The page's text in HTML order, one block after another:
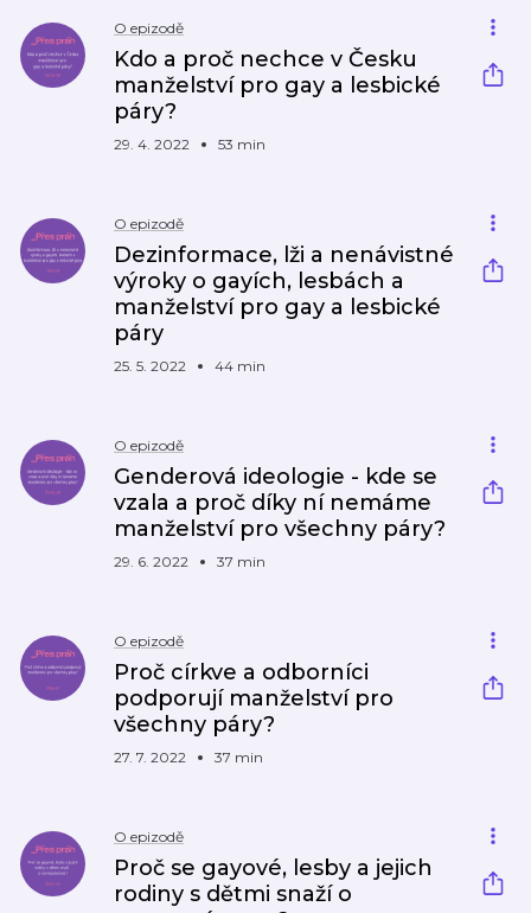
O epizodě
Kdo a proč nechce v Česku
manželství pro gay a lesbické
páry?
29. 4. 2022 53 min
O epizodě
Dezinformace, lži a nenávistné
výroky o gayích, lesbách a
manželství pro gay a lesbické
páry
25. 5. 2022 44 min
O epizodě
Genderová ideologie - kde se
vzala a proč díky ní nemáme
manželství pro všechny páry?
29. 6. 2022 37 min
O epizodě
Proč církve a odborníci
podporují manželství pro
všechny páry?
27. 7. 2022 37 min
O epizodě
Proč se gayové, lesby a jejich
rodiny s dětmi snaží o